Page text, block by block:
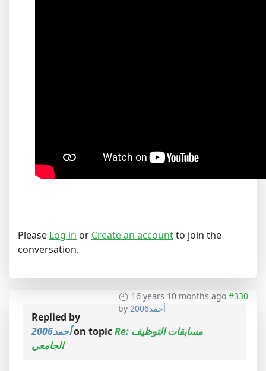
Please Log in or Create an accountto join the
conversation.
16 years 10 months ago #330
by
أحمد2006
Replied by
أحمد2006on topicRe: مسابقات التوظيف
الجامعي